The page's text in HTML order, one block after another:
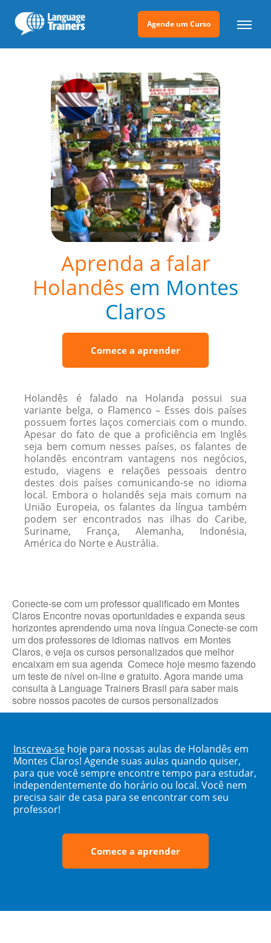
Agende um Curso
Aprenda a falar
Holandês em Montes
Claros
Comece a aprender
Holandês é falado na Holanda possui sua
variante belga, o Flamenco – Esses dois países
possuem fortes laços comerciais com o mundo.
Apesar do fato de que a proficiência em Inglês
seja bem comum nesses países, os falantes de
holandês encontram vantagens nos negócios,
estudo, viagens e relações pessoais dentro
destes dois países comunicando-se no idioma
local. Embora o holandês seja mais comum na
União Europeia, os falantes da língua também
podem ser encontrados nas ilhas do Caribe,
Suriname, França, Alemanha, Indonésia,
América do Norte e Austrália.
Conecte-se com um professor qualificado em Montes
Claros Encontre novas oportunidades e expanda seus
horizontes aprendendo uma nova língua Conecte-se com
um dos professores de idiomas nativos em Montes
Claros, e veja os cursos personalizados que melhor
encaixam em sua agenda Comece hoje mesmo fazendo
um teste de nível on-line e gratuito. Agora mande uma
consulta à Language Trainers Brasil para saber mais
sobre nossos pacotes de cursos personalizados
Inscreva-se hoje para nossas aulas de Holandês em
Montes Claros! Agende suas aulas quando quiser,
para que você sempre encontre tempo para estudar,
independentemente do horário ou local. Você nem
precisa sair de casa para se encontrar com seu
professor!
Comece a aprender